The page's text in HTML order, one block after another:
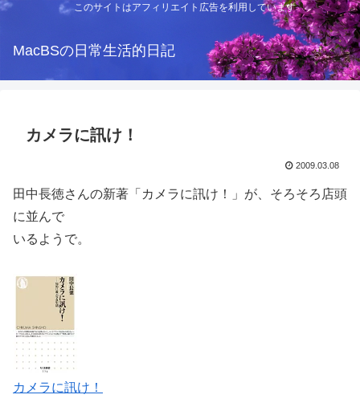
このサイトはアフィリエイト広告を利用しています
MacBSの日常生活的日記
カメラに訊け！
2009.03.08
田中長徳さんの新著「カメラに訊け！」が、そろそろ店頭
に並んで
いるようで。
カメラに訊け！